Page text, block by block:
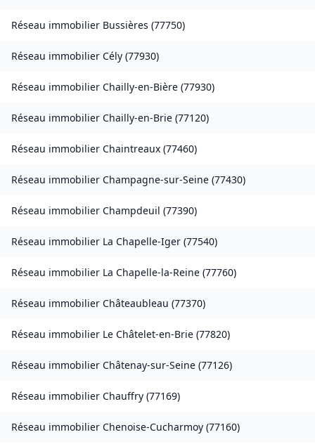
Réseau immobilier Bussières (77750)
Réseau immobilier Cély (77930)
Réseau immobilier Chailly-en-Bière (77930)
Réseau immobilier Chailly-en-Brie (77120)
Réseau immobilier Chaintreaux (77460)
Réseau immobilier Champagne-sur-Seine (77430)
Réseau immobilier Champdeuil (77390)
Réseau immobilier La Chapelle-Iger (77540)
Réseau immobilier La Chapelle-la-Reine (77760)
Réseau immobilier Châteaubleau (77370)
Réseau immobilier Le Châtelet-en-Brie (77820)
Réseau immobilier Châtenay-sur-Seine (77126)
Réseau immobilier Chauffry (77169)
Réseau immobilier Chenoise-Cucharmoy (77160)